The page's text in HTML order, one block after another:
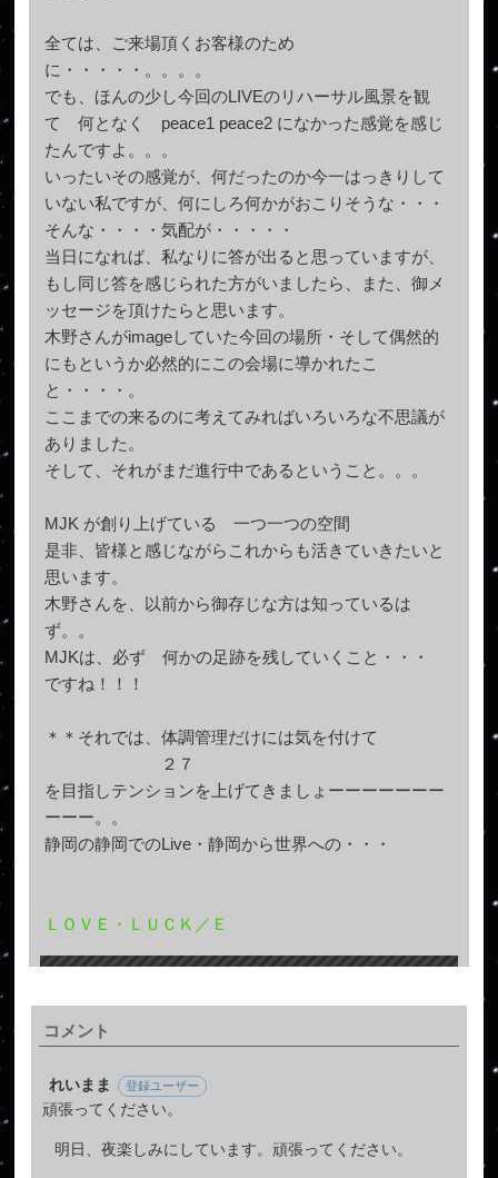
全ては、ご来場頂くお客様のため
に・・・・・。。。。
でも、ほんの少し今回のLIVEのリハーサル風景を観
て 何となく peace1 peace2 になかった感覚を感じ
たんですよ。。。
いったいその感覚が、何だったのか今一はっきりして
いない私ですが、何にしろ何かがおこりそうな・・・
そんな・・・・気配が・・・・・
当日になれば、私なりに答が出ると思っていますが、
もし同じ答を感じられた方がいましたら、また、御メ
ッセージを頂けたらと思います。
木野さんがimageしていた今回の場所・そして偶然的
にもというか必然的にこの会場に導かれたこ
と・・・・。
ここまでの来るのに考えてみればいろいろな不思議が
ありました。
そして、それがまだ進行中であるということ。。。
MJK が創り上げている 一つ一つの空間
是非、皆様と感じながらこれからも活きていきたいと
思います。
木野さんを、以前から御存じな方は知っているは
ず。。
MJKは、必ず 何かの足跡を残していくこと・・・
ですね！！！
＊＊それでは、体調管理だけには気を付けて
２７
を目指しテンションを上げてきましょーーーーーーー
ーーー。。
静岡の静岡でのLive・静岡から世界への・・・
ＬＯＶＥ・ＬＵＣＫ／Ｅ
コメント
れいまま 登録ユーザー
頑張ってください。
明日、夜楽しみにしています。頑張ってください。